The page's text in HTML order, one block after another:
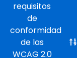
requisitos
de
conformidad
de las
WCAG 2.0